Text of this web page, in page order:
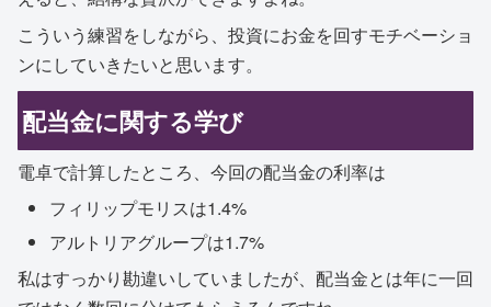
こういう練習をしながら、投資にお金を回すモチベーショ
ンにしていきたいと思います。
配当金に関する学び
電卓で計算したところ、今回の配当金の利率は
フィリップモリスは1.4%
アルトリアグループは1.7%
私はすっかり勘違いしていましたが、配当金とは年に一回